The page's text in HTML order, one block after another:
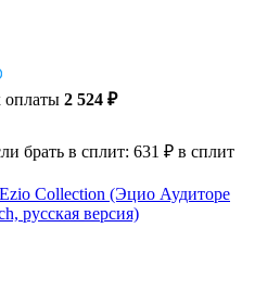
оплаты 2 524 ₽
брать в сплит: 631 ₽ в сплит
Collection (Эцио Аудиторе
русская версия)